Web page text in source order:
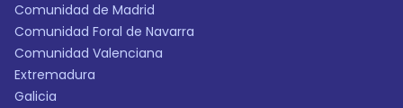
Comunidad de Madrid
Comunidad Foral de Navarra
Comunidad Valenciana
Extremadura
Galicia